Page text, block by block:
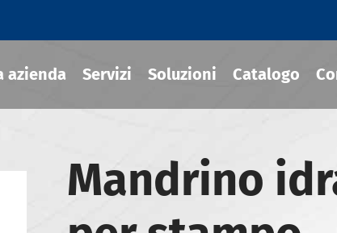
azienda Servizi Soluzioni Catalogo
Mandrino